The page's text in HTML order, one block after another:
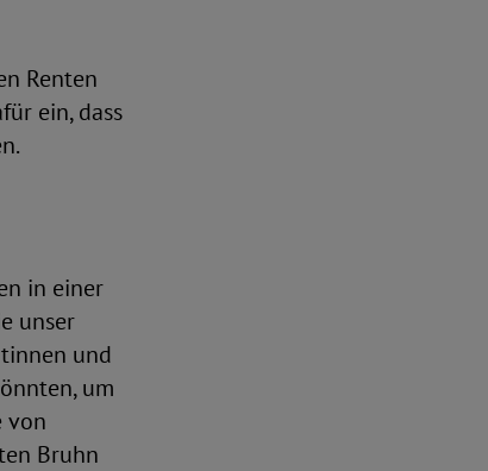
Renten
ein, dass
in einer
unser
und
um
von
Bruhn